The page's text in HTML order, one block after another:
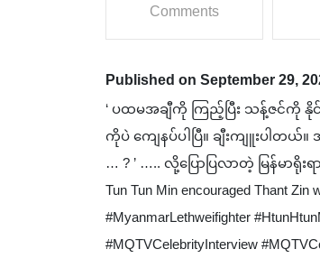
Comments
Published on September 29,
‘ ပထမအချီကို ကြည့်ပြီး သန့်ဇင်ကို
ကိုပဲ ကျေနပ်ပါပြီ။ ချီးကျူးပါတယ်
… ? ’ ….. လို့ပြောပြလာတဲ့ မြန်မာရို
Tun Tun Min encouraged Thant Zin
#MyanmarLethweifighter
#MQTVCelebrityInterview